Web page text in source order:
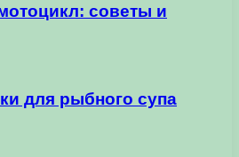
советы и
для рыбного супа